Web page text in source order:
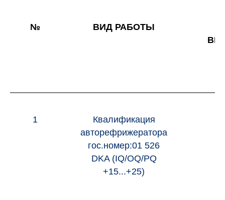
№ ВИД РАБОТЫ
1
Квалификация
авторефрижератора
гос.номер:01 526
DKA (IQ/OQ/PQ
+15...+25)